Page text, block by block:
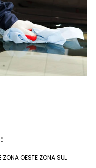
ZONA OESTE ZONA SUL